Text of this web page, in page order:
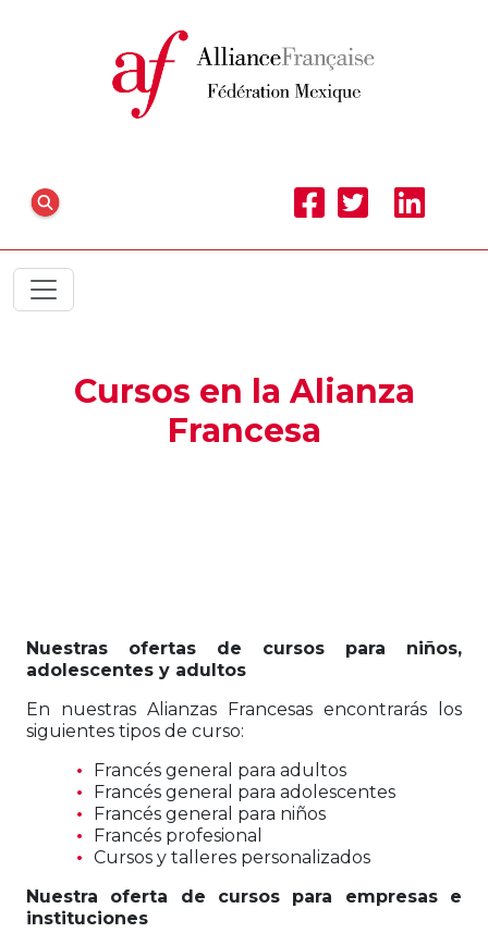
Cursos en la Alianza
Francesa
Nuestras ofertas de cursos para niños,
adolescentes y adultos
En nuestras Alianzas Francesas encontrarás los
siguientes tipos de curso:
Francés general para adultos
Francés general para adolescentes
Francés general para niños
Francés profesional
Cursos y talleres personalizados
Nuestra oferta de cursos para empresas e
instituciones